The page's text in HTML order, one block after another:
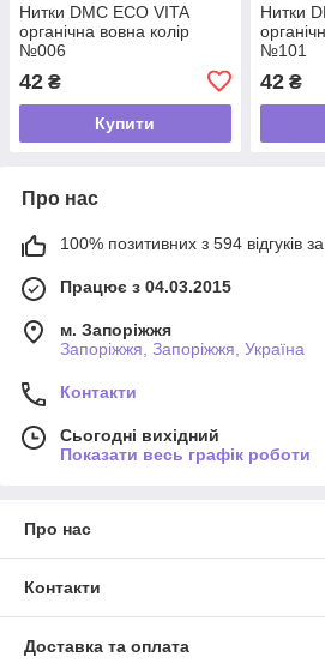
Нитки DMC ECO VITA
органічна вовна колір
№006
42 ₴
Купити
Нитки
№101
42₴
Про нас
100% позитивних з 594 відгуків за
Працює з 04.03.2015
м. Запоріжжя
Запоріжжя, Запоріжжя, Україна
Контакти
Сьогодні вихідний
Показати весь графік роботи
Про нас
Контакти
Доставка та оплата